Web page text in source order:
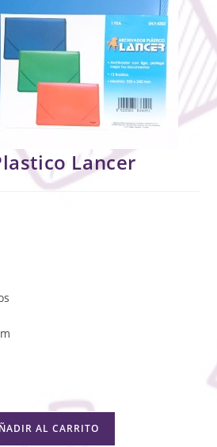
Lancer
AL CARRITO